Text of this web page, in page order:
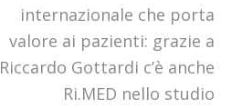
post:
internazionale che porta
valore ai pazienti: grazie a
Riccardo Gottardi c’è anche
Ri.MED nello studio